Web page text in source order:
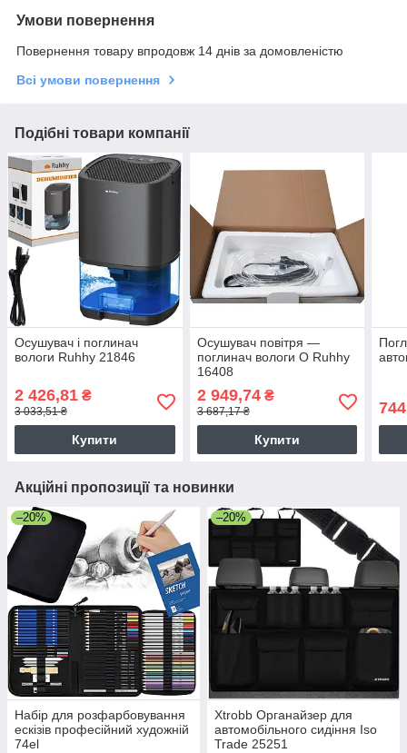
Умови повернення
Повернення товару впродовж 14 днів за домовленістю
Всі умови повернення
Подібні товари компанії
Осушувач і поглинач
вологи Ruhhy 21846
2 426,81 ₴
3 033,51 ₴
Купити
Осушувач повітря —
поглинач вологи O Ruhhy
16408
2 949,74₴
3 687,17 ₴
Купити
Акційні пропозиції та новинки
–20%
Набір для розфарбовування
ескізів професійний художній
74el
–20%
Xtrobb Органайзер для
автомобільного сидіння Iso
Trade 25251